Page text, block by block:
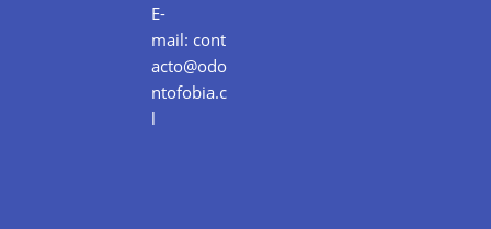
E-
mail: cont
acto@odo
ntofobia.c
l